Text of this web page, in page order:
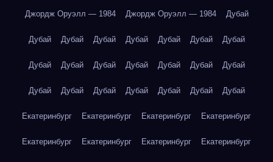
Джордж Оруэлл — 1984 Джордж Оруэлл — 1984 Дубай
Дубай Дубай Дубай Дубай Дубай Дубай Дубай
Дубай Дубай Дубай Дубай Дубай Дубай Дубай
Дубай Дубай Дубай Дубай Дубай Дубай Дубай
Екатеринбург Екатеринбург Екатеринбург Екатеринбург
Екатеринбург Екатеринбург Екатеринбург Екатеринбург